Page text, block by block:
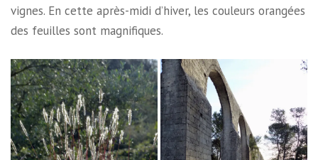
vignes. En cette après-midi d’hiver, les couleurs orangées
des feuilles sont magnifiques.